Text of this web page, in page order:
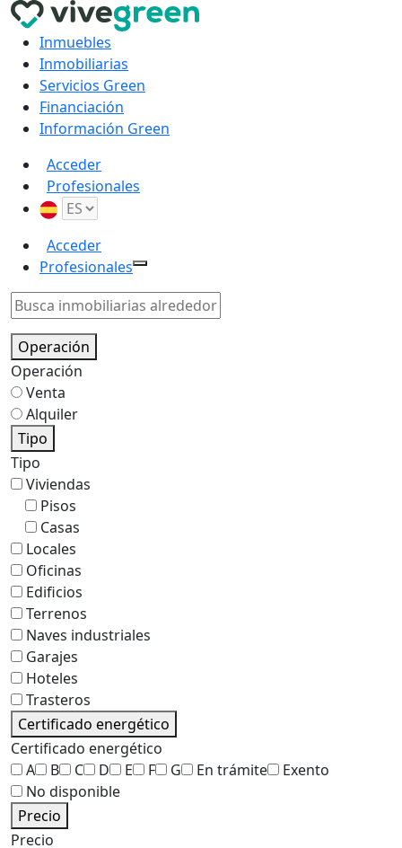
Inmuebles
Inmobiliarias
Servicios Green
Financiación
Información Green
Acceder
Profesionales
Acceder
Profesionales
Operación
Operación
Venta
Alquiler
Tipo
Tipo
Viviendas
Pisos
Casas
Locales
Oficinas
Edificios
Terrenos
Naves industriales
Garajes
Hoteles
Trasteros
Certificado energético
Certificado energético
A
B C D E F G En trámite
Exento
No disponible
Precio
Precio